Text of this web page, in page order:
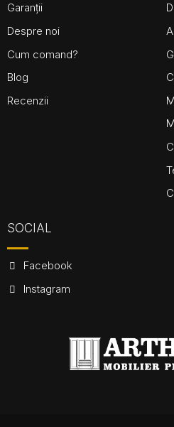
Garanții
Despre noi
Cum comand?
Blog
Recenzii
SOCIAL
Facebook
Instagram